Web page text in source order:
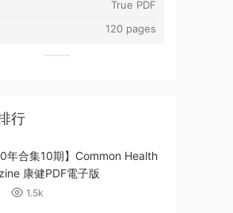
True PDF
120 pages
行
年合集10期】Common Health
康健PDF電子版
1.5k